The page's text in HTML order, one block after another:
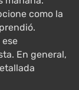
como la
En general,